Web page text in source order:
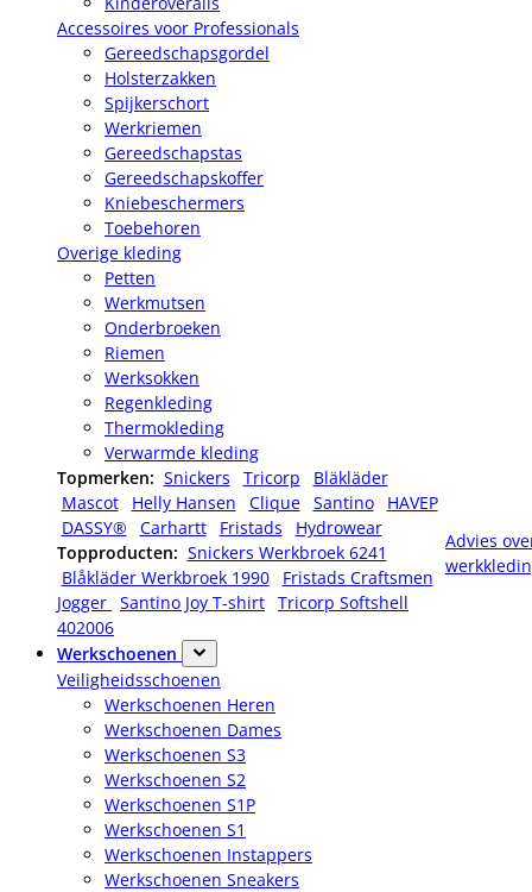
Accessoires voor Professionals
Gereedschapsgordel
Holsterzakken
Spijkerschort
Werkriemen
Gereedschapstas
Gereedschapskoffer
Kniebeschermers
Toebehoren
Overige kleding
Petten
Werkmutsen
Onderbroeken
Riemen
Werksokken
Regenkleding
Thermokleding
Verwarmde kleding
Topmerken: Snickers Tricorp
Bläkläder
Mascot
Helly Hansen Clique Santino
HAVEP
DASSY®
Carhartt Fristads
Hydrowear
Topproducten: Snickers Werkbroek 6241
Blåkläder Werkbroek 1990
Fristads Craftsmen
Jogger Santino Joy T-shirt Tricorp Softshell
402006
Advies
Werkschoenen
Veiligheidsschoenen
Werkschoenen Heren
Werkschoenen Dames
Werkschoenen S3
Werkschoenen S2
Werkschoenen S1P
Werkschoenen S1
Werkschoenen Instappers
Werkschoenen Sneakers